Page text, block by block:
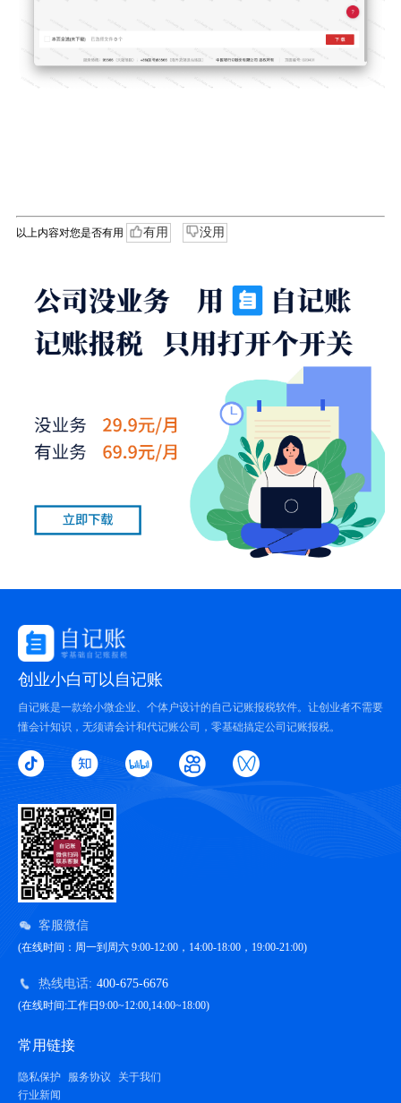
以上内容对您是否有用 有用 没用
创业小白可以自记账
自记账是一款给小微企业、个体户设计的自己记账报税软件。让创业者不需要
懂会计知识，无须请会计和代记账公司，零基础搞定公司记账报税。
客服微信
(在线时间：周一到周六 9:00-12:00，14:00-18:00，19:00-21:00)
热线电话: 400-675-6676
(在线时间:工作日9:00~12:00,14:00~18:00)
常用链接
隐私保护 服务协议
关于我们
行业新闻